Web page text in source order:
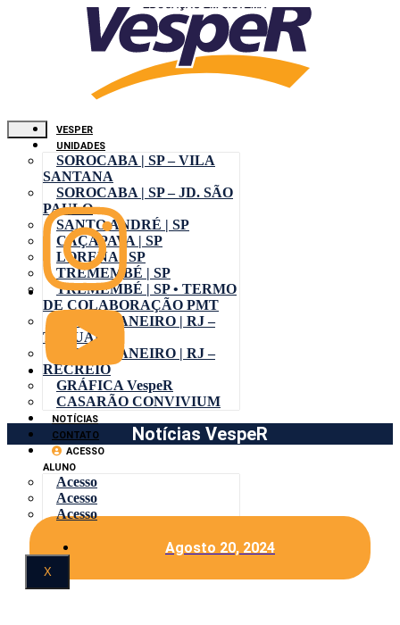
VESPER
UNIDADES
SOROCABA | SP – VILA
SANTANA
SOROCABA | SP – JD. SÃO
PAULO
SANTO ANDRÉ | SP
CAÇAPAVA | SP
LORENA | SP
TREMEMBÉ | SP
TREMEMBÉ | SP • TERMO
DE COLABORAÇÃO PMT
RIO DE JANEIRO | RJ –
TAQUARA
RIO DE JANEIRO | RJ –
RECREIO
GRÁFICA VespeR
CASARÃO CONVIVIUM
NOTÍCIAS
CONTATO
ACESSO
ALUNO
Acesso
Acesso
Acesso
X
Notícias VespeR
Agosto 20, 2024